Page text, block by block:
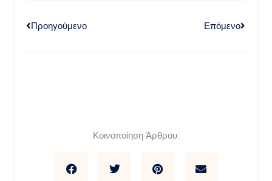
Προηγούμενο Επόμενο
Κοινοποίηση Άρθρου: